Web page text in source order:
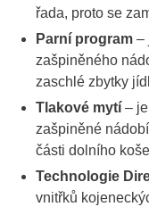
řada, proto se
Parní program –
zašpiněného
zaschlé zbytky
Tlakové mytí –
zašpiněné
části dolního
Technologie
vnitřků